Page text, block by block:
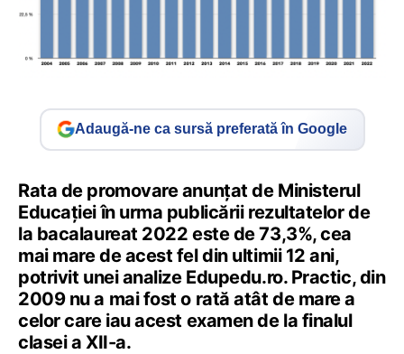
Adaugă-ne ca sursă preferată în Google
Rata de promovare anunțat de Ministerul
Educației în urma publicării rezultatelor de
la bacalaureat 2022 este de 73,3%, cea
mai mare de acest fel din ultimii 12 ani,
potrivit unei analize Edupedu.ro. Practic, din
2009 nu a mai fost o rată atât de mare a
celor care iau acest examen de la finalul
clasei a XII-a.